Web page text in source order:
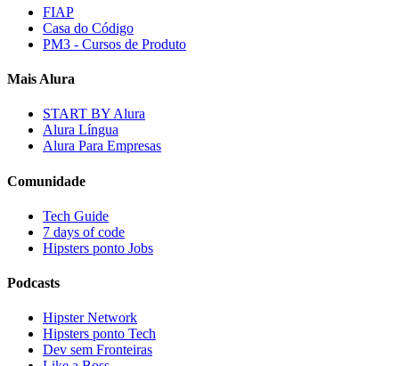
FIAP
Casa do Código
PM3 - Cursos de Produto
Mais Alura
START BY Alura
Alura Língua
Alura Para Empresas
Comunidade
Tech Guide
7 days of code
Hipsters ponto Jobs
Podcasts
Hipster Network
Hipsters ponto Tech
Dev sem Fronteiras